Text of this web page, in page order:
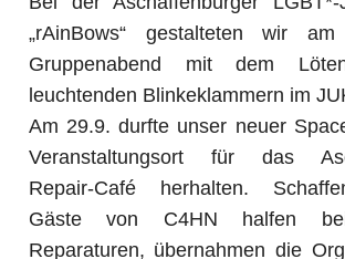
„rAinBows“ gestalteten wir
Gruppenabend mit dem
leuchtenden Blinkeklammern im
Am 29.9. durfte unser neuer
Veranstaltungsort für das
Repair-Café herhalten.
Gäste von C4HN halfen
Reparaturen, übernahmen die